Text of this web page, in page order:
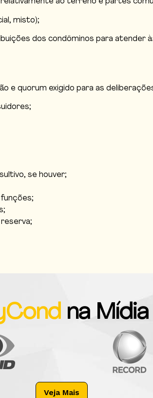
misto);
dos condôminos para atender
e quorum exigido para as
se houver;
na Mídia
Veja Mais